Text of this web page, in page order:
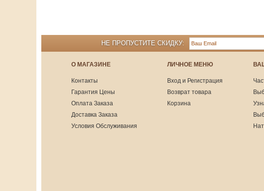
НЕ ПРОПУСТИТЕ СКИДКУ:
О МАГАЗИНЕ
Контакты
Гарантия Цены
Оплата Заказа
Доставка Заказа
Условия Обслуживания
ЛИЧНОЕ МЕНЮ
Вход и Регистрация
Возврат товара
Корзина